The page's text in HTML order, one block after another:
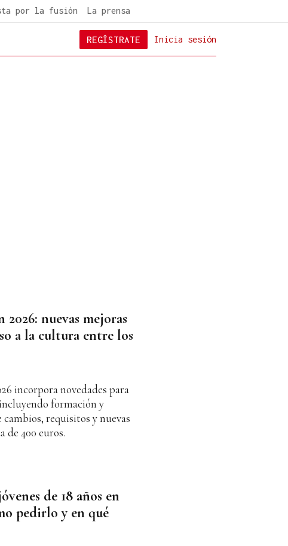
por la fusión La prensa
Inicia sesión
REGÍSTRATE
nuevas mejoras
a la cultura entre los
incorpora novedades para
formación y
requisitos y nuevas
de 400 euros.
de 18 años en
pedirlo y en qué